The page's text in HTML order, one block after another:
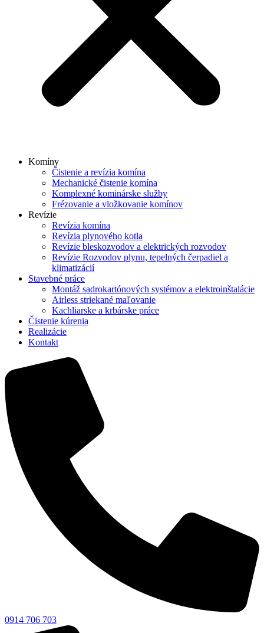
Komíny
Čistenie a revízia komína
Mechanické čistenie komína
Komplexné kominárske služby
Frézovanie a vložkovanie komínov
Revízie
Revízia komína
Revízia plynového kotla
Revízie bleskozvodov a elektrických rozvodov
Revízie Rozvodov plynu, tepelných čerpadiel a
klimatizácií
Stavebné práce
Montáž sadrokartónových systémov a elektroinštalácie
Airless striekané maľovanie
Kachliarske a krbárske práce
Čistenie kúrenia
Realizácie
Kontakt
0914 706 703